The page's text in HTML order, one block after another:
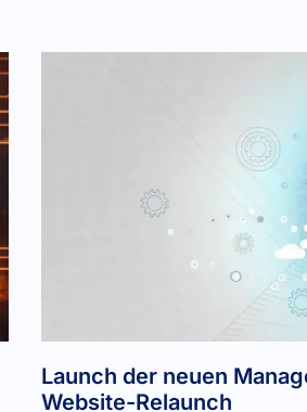
Launch der neuen
Website-Relaunch